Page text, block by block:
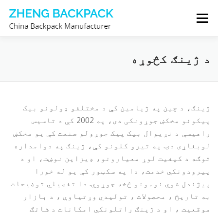
Menu
د ژینګ کڅوړه
ژینګ، د چین په ژیامین کې د مختلفو ډولونو بیک
پیکونو مخکښ جوړونکی دی، په 2002 کې د تاسیس
راهیسې د نړیوال بیک پیک جوړولو صنعت کې یو مخکښ
لوبغاړی دی. په تیرو کلونو کې، ژینګ په دوامداره
توګه د کیفیت لوړ معیارونو، ډیزاین نوښت، او د
پیرودونکي خدمت، دا په سکټور کې یو له خورا
پیژندل شوي نومونو څخه جوړوي. دا تفصیلي توضیحات
به تاریخ ، محصولات ، تولیدي وړتیاوې ، د بازار
موقعیت ، او د ژینګ راتلونکي امکانات د شاتګ